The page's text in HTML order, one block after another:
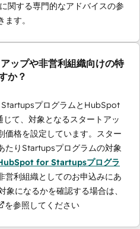
関する専門的なアドバイスの参
す。
ップや非営利組織向けの特
か？
プログラムとHubSpot
て、対象となるスタートアッ
価格を設定しています。スター
たりStartupsプログラムの対象
for Startupsプログラ
営利組織としてのお申込みにあ
になるかを確認する場合は、
を参照してください